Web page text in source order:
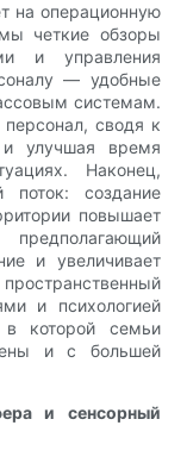
на операционную
четкие обзоры
и управления
— удобные
системам.
сводя к
улучшая время
Наконец,
поток: создание
повышает
и увеличивает
и психологией
в которой семьи
и с большей
и сенсорный